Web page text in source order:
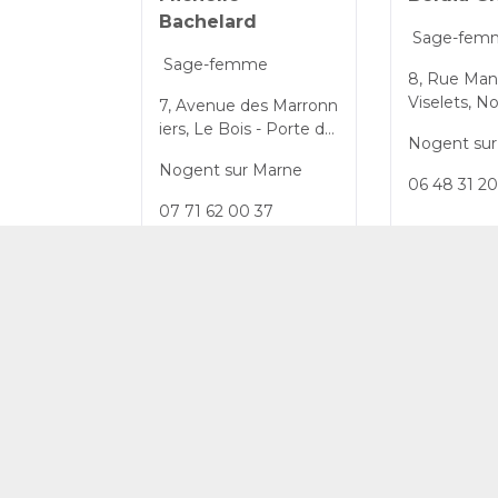
Bachelard
Sage-femme
7, Avenue des Marronn
iers, Le Bois - Porte de
arne, Val-de-Marne, Île-
ce
Nogent sur Marne
07 71 62 00 37
Sage-
8, Rue
Viselets,
de-France,
Nogent
06 48 31
© CPTS Autour du Patient